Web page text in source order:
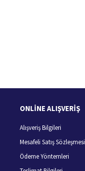
ONLİNE ALIŞVERİŞ
Alışveriş Bilgileri
Mesafeli Satış Sözleşmesi
Ödeme Yöntemleri